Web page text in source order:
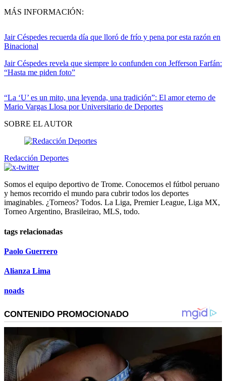
MÁS INFORMACIÓN:
Jair Céspedes recuerda día que lloró de frío y pena por esta razón en
Binacional
Jair Céspedes revela que siempre lo confunden con Jefferson Farfán:
“Hasta me piden foto”
“La ‘U’ es un mito, una leyenda, una tradición”: El amor eterno de
Mario Vargas Llosa por Universitario de Deportes
SOBRE EL AUTOR
Redacción Deportes
Somos el equipo deportivo de Trome. Conocemos el fútbol peruano
y hemos recorrido el mundo para cubrir todos los deportes
imaginables. ¿Torneos? Todos. La Liga, Premier League, Liga MX,
Torneo Argentino, Brasileirao, MLS, todo.
tags relacionadas
Paolo Guerrero
Alianza Lima
noads